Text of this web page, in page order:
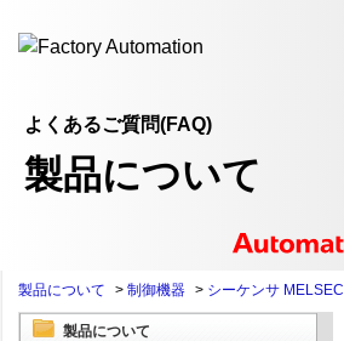
よくあるご質問(FAQ)
製品について
製品について > 制御機器 > シーケンサ MELSEC
製品について